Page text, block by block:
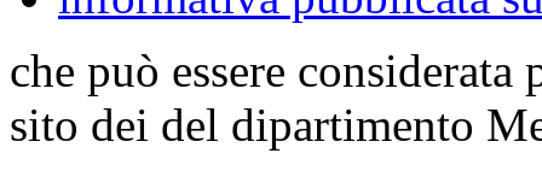
che può essere
sito dei del dipartimento